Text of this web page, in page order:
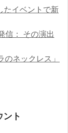
たイベントで新
信： その演出
ネックレス」
ト